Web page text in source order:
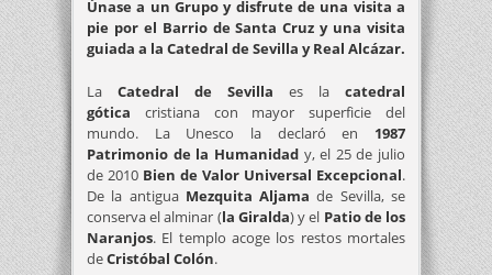
Únase a un Grupo y disfrute de una visita a
pie por el Barrio de Santa Cruz y una visita
guiada a la Catedral de Sevilla y Real Alcázar.
La Catedral de Sevilla es la catedral
gótica cristiana con mayor superficie del
mundo. La Unesco la declaró en 1987
Patrimonio de la Humanidady, el 25 de julio
de 2010 Bien de Valor Universal Excepcional.
De la antigua Mezquita Aljama de Sevilla, se
conserva el alminar (la Giralda) y el Patio de los
Naranjos. El templo acoge los restos mortales
deCristóbal Colón.